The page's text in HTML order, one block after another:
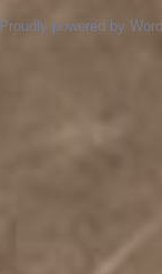
Proudly powered by